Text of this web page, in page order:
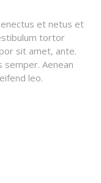
et netus et
tortor
sit amet, ante.
Aenean
leo.